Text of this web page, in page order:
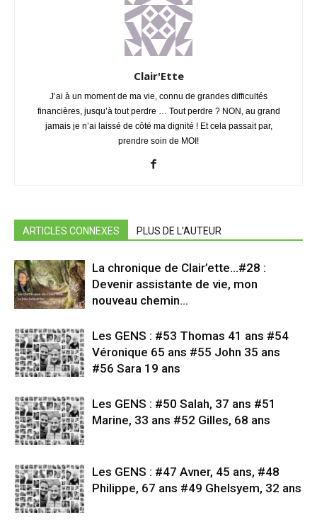
Clair'Ette
J’ai à un moment de ma vie, connu de grandes difficultés
financières, jusqu’à tout perdre … Tout perdre ? NON, au grand
jamais je n’ai laissé de côté ma dignité ! Et cela passait par,
prendre soin de MOI!
ARTICLES CONNEXES PLUS DE L'AUTEUR
La chronique de Clair’ette…#28 :
Devenir assistante de vie, mon
nouveau chemin…
Les GENS : #53 Thomas 41 ans #54
Véronique 65 ans #55 John 35 ans
#56 Sara 19 ans
Les GENS : #50 Salah, 37 ans #51
Marine, 33 ans #52 Gilles, 68 ans
Les GENS : #47 Avner, 45 ans, #48
Philippe, 67 ans #49 Ghelsyem, 32 ans